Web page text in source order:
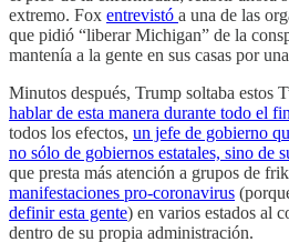
extremo. Fox entrevistó a una de las
que pidió “liberar Michigan” de la
mantenía a la gente en sus casas por
Minutos después, Trump soltaba estos
hablar de esta manera durante todo el
todos los efectos, un jefe de gobierno
no sólo de gobiernos estatales, sino de
que presta más atención a grupos de
manifestaciones pro-coronavirus
definir esta gente) en varios estados al
dentro de su propia administración.